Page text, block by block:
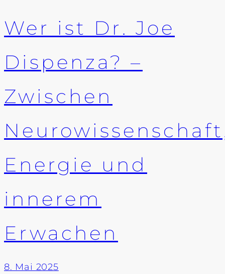
Wer ist Dr. Joe
Dispenza? –
Zwischen
Energie und
innerem
Erwachen
8. Mai 2025